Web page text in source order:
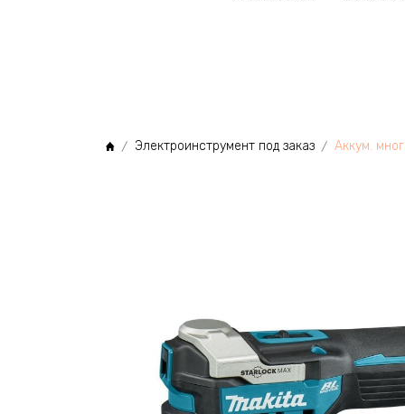
Электроинструмент под заказ